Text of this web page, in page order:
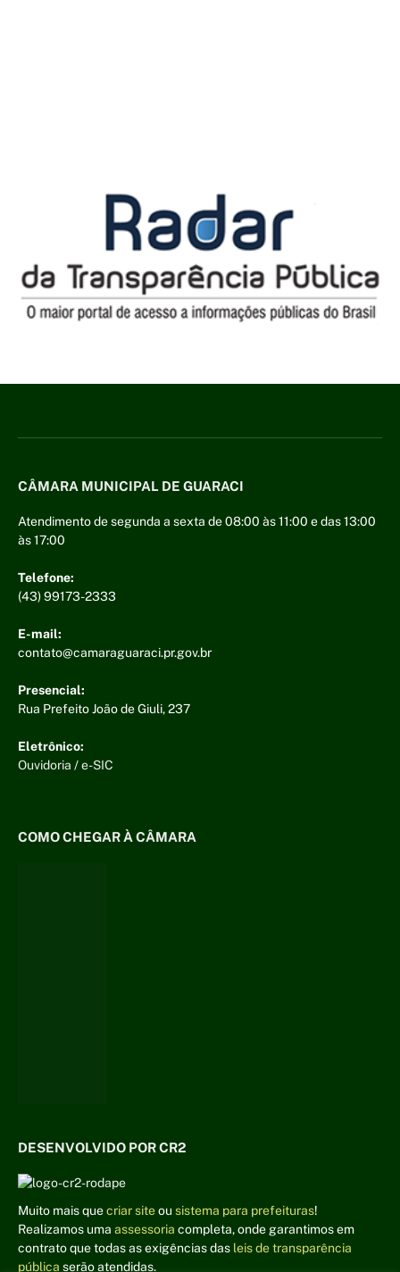
CÂMARA MUNICIPAL DE GUARACI
Atendimento de segunda a sexta de 08:00 às 11:00 e das 13:00
às 17:00
Telefone:
(43) 99173-2333
E-mail:
contato@camaraguaraci.pr.gov.br
Presencial:
Rua Prefeito João de Giuli, 237
Eletrônico:
Ouvidoria /e-SIC
COMO CHEGAR À CÂMARA
DESENVOLVIDO POR CR2
Muito mais quecriar siteou sistema para prefeituras!
Realizamos uma assessoria completa, onde garantimos em
contrato que todas as exigências das leis de transparência
pública serão atendidas.